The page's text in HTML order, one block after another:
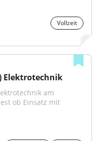
Vollzeit
Elektrotechnik
am
ob Einsatz mit